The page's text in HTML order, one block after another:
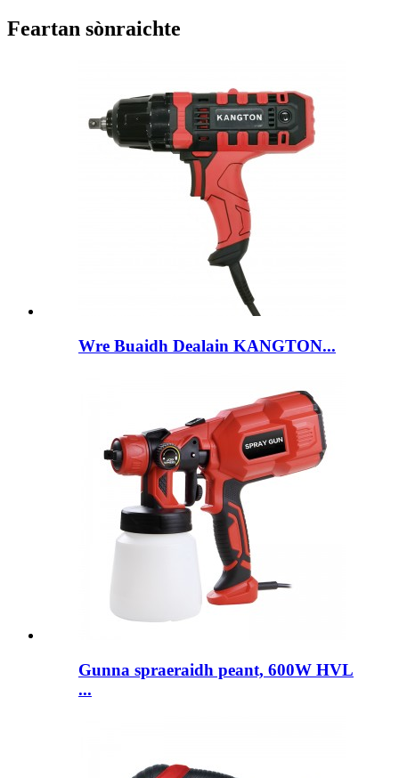
Feartan sònraichte
Wre Buaidh Dealain KANGTON...
Gunna spraeraidh peant, 600W HVL
...